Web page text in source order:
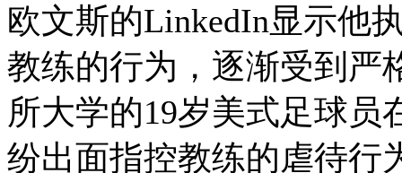
欧文斯的LinkedIn显示他
教练的行为，逐渐受到严
所大学的19岁美式足球
纷出面指控教练的虐待行